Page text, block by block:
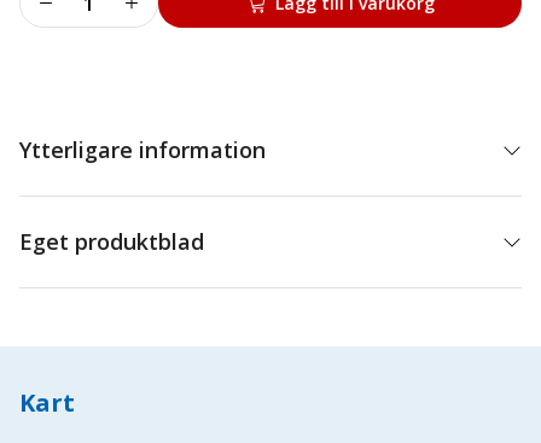
chamber
4x4P,
4x4HP,
Combo
mängd
Ytterligare information
Eget produktblad
Kart